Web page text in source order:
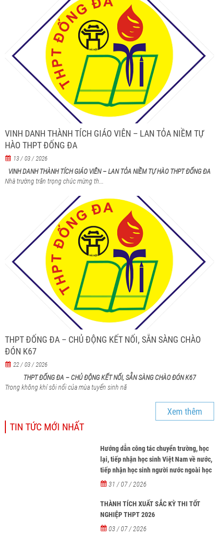
VINH DANH THÀNH TÍCH GIÁO VIÊN – LAN TỎA NIỀM TỰ
HÀO THPT ĐỐNG ĐA
13 / 03 / 2026
VINH DANH THÀNH TÍCH GIÁO VIÊN – LAN TỎA NIỀM TỰ HÀO THPT ĐỐNG ĐA
Nhà trường trân trọng chúc mừng th...
THPT ĐỐNG ĐA – CHỦ ĐỘNG KẾT NỐI, SẴN SÀNG CHÀO
ĐÓN K67
22 / 03 / 2026
THPT ĐỐNG ĐA – CHỦ ĐỘNG KẾT NỐI, SẴN SÀNG CHÀO ĐÓN K67
Trong không khí sôi nổi của mùa tuyển sinh nă
Xem thêm
TIN TỨC MỚI NHẤT
Hướng dẫn công tác chuyển trường, học
lại, tiếp nhận học sinh Việt Nam về nước,
tiếp nhận học sinh người nước ngoài học
tại các trường từ năm học 2026-2027
31 / 07 / 2026
THÀNH TÍCH XUẤT SẮC KỲ THI TỐT
NGHIỆP THPT 2026
03 / 07 / 2026